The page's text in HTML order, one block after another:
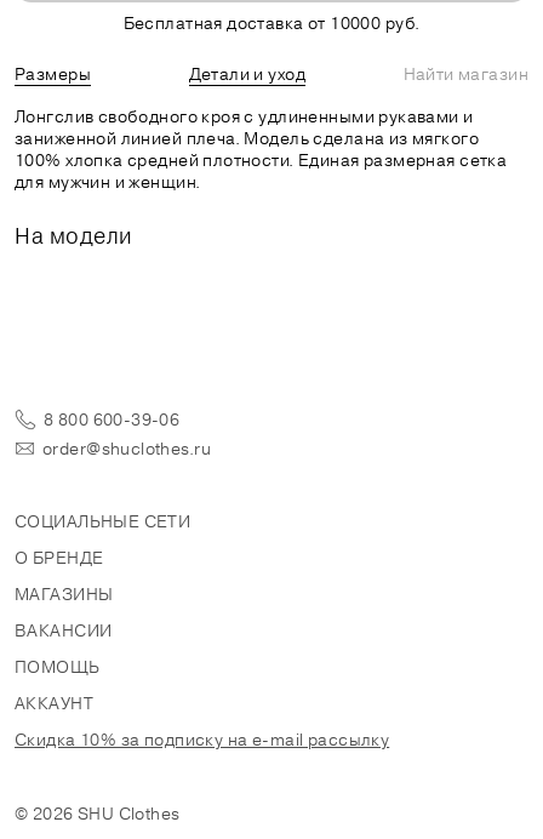
Бесплатная доставка от 10000 руб.
Размеры Детали и уход
Найти магазин
Лонгслив свободного кроя с удлиненными рукавами и
заниженной линией плеча. Модель сделана из мягкого
100% хлопка средней плотности. Единая размерная сетка
для мужчин и женщин.
На модели
8 800 600-39-06
order@shuclothes.ru
СОЦИАЛЬНЫЕ СЕТИ
О БРЕНДЕ
МАГАЗИНЫ
ВАКАНСИИ
ПОМОЩЬ
АККАУНТ
Скидка 10% за подписку на e-mail рассылку
© 2026 SHU Clothes